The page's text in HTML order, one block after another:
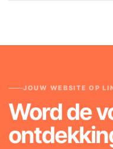
JOUW WEBSITE OP
Word de